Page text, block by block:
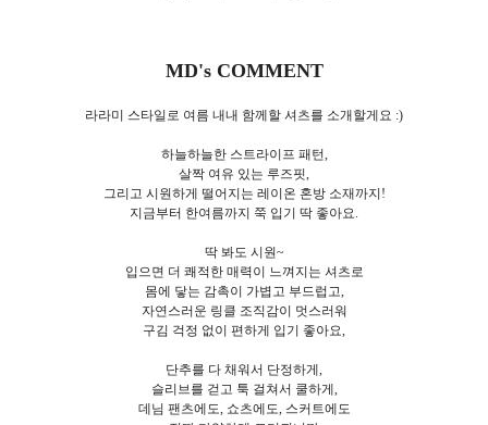
MD's COMMENT
라라미 스타일로 여름 내내 함께할 셔츠를 소개할게요 :)
하늘하늘한 스트라이프 패턴,
살짝 여유 있는 루즈핏,
그리고 시원하게 떨어지는 레이온 혼방 소재까지!
지금부터 한여름까지 쭉 입기 딱 좋아요.
딱 봐도 시원~
입으면 더 쾌적한 매력이 느껴지는 셔츠로
몸에 닿는 감촉이 가볍고 부드럽고,
자연스러운 링클 조직감이 멋스러워
구김 걱정 없이 편하게 입기 좋아요,
단추를 다 채워서 단정하게,
슬리브를 걷고 툭 걸쳐서 쿨하게,
데님 팬츠에도, 쇼츠에도, 스커트에도